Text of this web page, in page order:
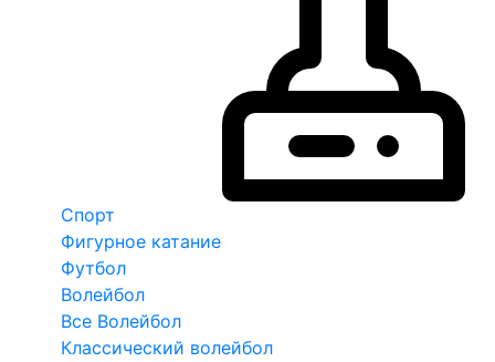
Спорт
Фигурное катание
Футбол
Волейбол
Все Волейбол
Классический волейбол